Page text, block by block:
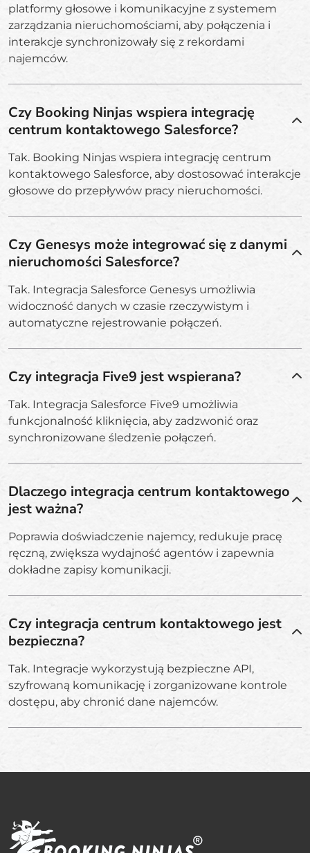
platformy głosowe i komunikacyjne z systemem
zarządzania nieruchomościami, aby połączenia i
interakcje synchronizowały się z rekordami
najemców.
Czy Booking Ninjas wspiera integrację
centrum kontaktowego Salesforce?
Tak. Booking Ninjas wspiera integrację centrum
kontaktowego Salesforce, aby dostosować interakcje
głosowe do przepływów pracy nieruchomości.
Czy Genesys może integrować się z danymi
nieruchomości Salesforce?
Tak. Integracja Salesforce Genesys umożliwia
widoczność danych w czasie rzeczywistym i
automatyczne rejestrowanie połączeń.
Czy integracja Five9 jest wspierana?
Tak. Integracja Salesforce Five9 umożliwia
funkcjonalność kliknięcia, aby zadzwonić oraz
synchronizowane śledzenie połączeń.
Dlaczego integracja centrum kontaktowego
jest ważna?
Poprawia doświadczenie najemcy, redukuje pracę
ręczną, zwiększa wydajność agentów i zapewnia
dokładne zapisy komunikacji.
Czy integracja centrum kontaktowego jest
bezpieczna?
Tak. Integracje wykorzystują bezpieczne API,
szyfrowaną komunikację i zorganizowane kontrole
dostępu, aby chronić dane najemców.